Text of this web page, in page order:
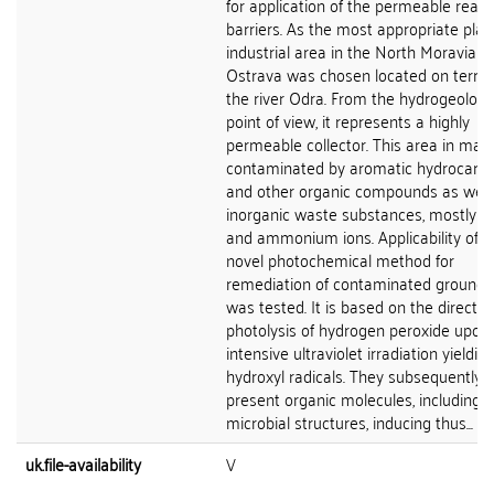
barriers. As the most appropriate
industrial area in the North Moravia
Ostrava was chosen located on
the river Odra. From the
point of view, it represents a highly
permeable collector. This area in
contaminated by aromatic
and other organic compounds as
inorganic waste substances, mostly
and ammonium ions. Applicability of
novel photochemical method for
remediation of contaminated
was tested. It is based on the direct
photolysis of hydrogen peroxide upon
intensive ultraviolet irradiation yielding
hydroxyl radicals. They subsequently
present organic molecules, including
microbial structures, inducing thus...
uk.file-availability
V